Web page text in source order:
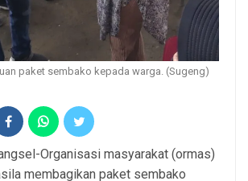
paket sembako kepada warga. (Sugeng)
Organisasi masyarakat (ormas)
membagikan paket sembako